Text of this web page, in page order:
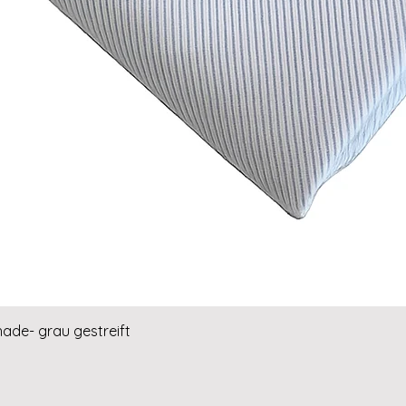
grau gestreift